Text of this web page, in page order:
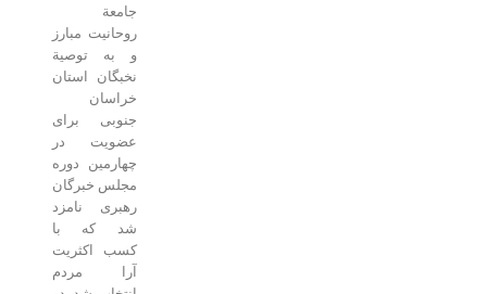
روحانیت مبارز
و به توصیة
نخبگان استان
خراسان
جنوبی برای
عضویت در
چهارمین دوره
مجلس خبرگان
رهبری نامزد
شد که با
کسب اکثریت
آرا مردم